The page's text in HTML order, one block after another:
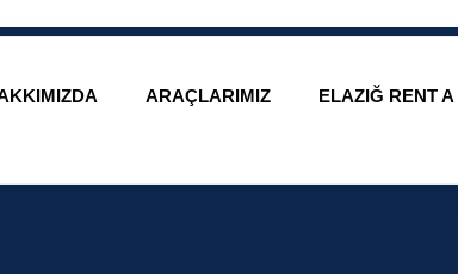
ARAÇLARIMIZ ELAZIĞ RENT A